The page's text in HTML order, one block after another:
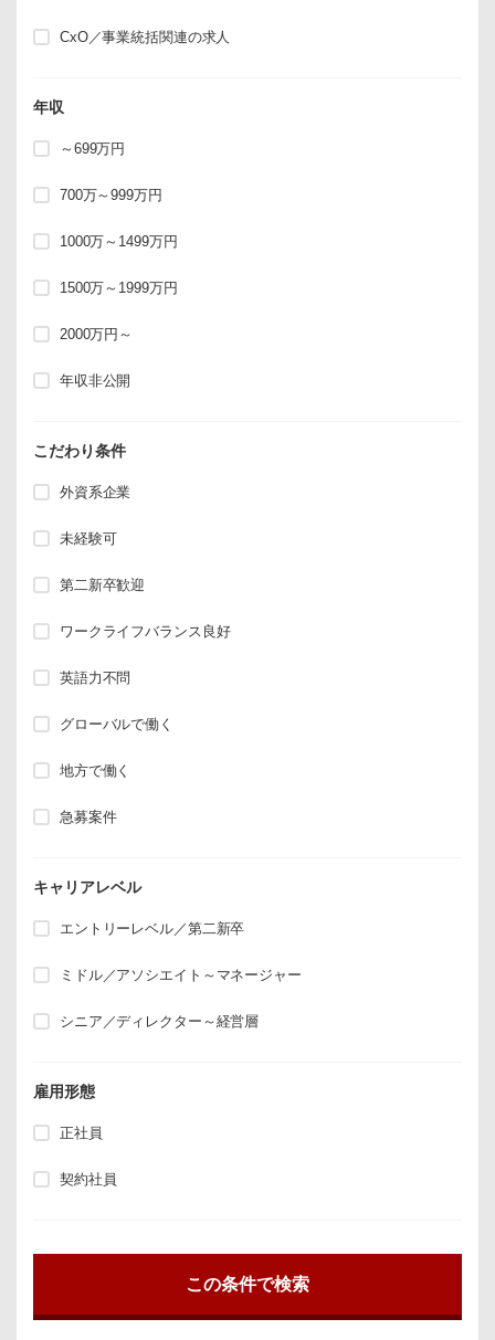
CxO／事業統括関連の求人
年収
～699万円
700万～999万円
1000万～1499万円
1500万～1999万円
2000万円～
年収非公開
こだわり条件
外資系企業
未経験可
第二新卒歓迎
ワークライフバランス良好
英語力不問
グローバルで働く
地方で働く
急募案件
キャリアレベル
エントリーレベル／第二新卒
ミドル／アソシエイト～マネージャー
シニア／ディレクター～経営層
雇用形態
正社員
契約社員